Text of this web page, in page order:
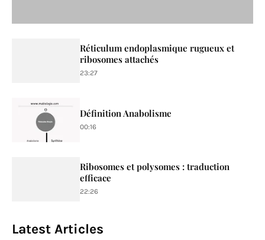
Réticulum endoplasmique rugueux et
ribosomes attachés
23:27
Définition Anabolisme
00:16
Ribosomes et polysomes : traduction
efficace
22:26
Latest Articles